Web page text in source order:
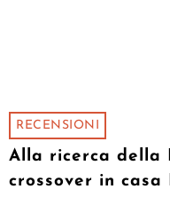
RECENSIONI
Alla ricerca della
crossover in casa